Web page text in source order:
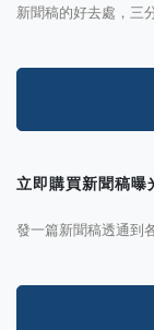
新聞稿的好去處，三
立即購買新聞稿曝
發一篇新聞稿透通到